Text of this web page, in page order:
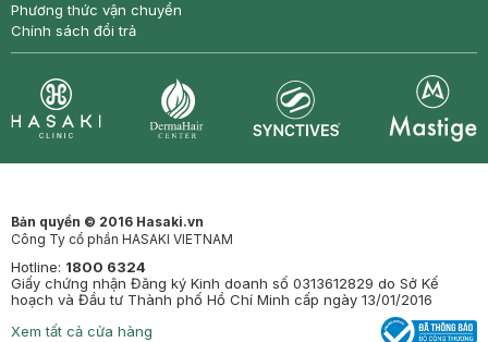
Phương thức vận chuyển
Chính sách đổi trả
Bản quyền © 2016 Hasaki.vn
Công Ty cổ phần HASAKI VIETNAM
Hotline: 1800 6324
Giấy chứng nhận Đăng ký Kinh doanh số 0313612829 do Sở Kế
hoạch và Đầu tư Thành phố Hồ Chí Minh cấp ngày 13/01/2016
Xem tất cả cửa hàng